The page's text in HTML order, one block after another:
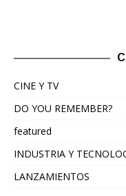
CINE Y TV
DO YOU REMEMBER?
featured
INDUSTRIA Y
LANZAMIENTOS